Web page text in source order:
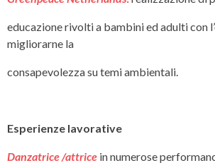
educazione rivolti a bambini ed adulti con
migliorarne la
consapevolezza su temi ambientali.
Esperienze lavorative
Danzatrice /attrice in numerose